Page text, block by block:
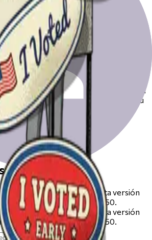
votar el día de las
para ayudarte a prepararte para
desde registrarte hasta encontrar tu
comentarios
comentarios sobre esta versión
una tarjeta de regalo de $50.
comentarios sobre esta versión
una tarjeta de regalo de $50.